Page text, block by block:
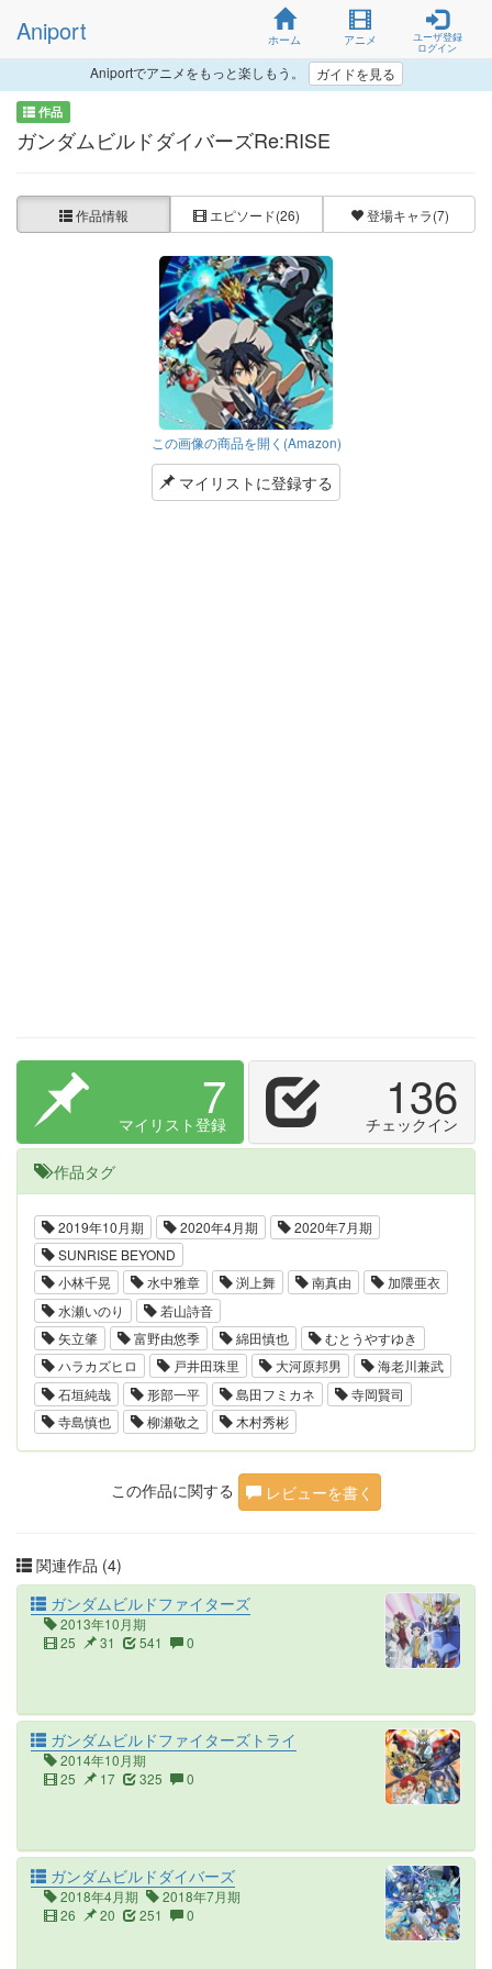
Aniport ホーム アニメ
ユーザ登録
ログイン
Aniportでアニメをもっと楽しもう。 ガイドを見る
作品
ガンダムビルドダイバーズRe:RISE
作品情報 エピソード(26) 登場キャラ(7)
この画像の商品を開く(Amazon)
マイリストに登録する
7
マイリスト登録 136
チェックイン
作品タグ
2019年10月期 2020年4月期
2020年7月期
SUNRISE BEYOND
小林千晃
水中雅章 渕上舞 南真由
加隈亜衣
水瀬いのり
若山詩音
矢立肇
富野由悠季 綿田慎也
むとうやすゆき
ハラカズヒロ
戸井田珠里 大河原邦男
海老川兼武
石垣純哉
形部一平 島田フミカネ
寺岡賢司
寺島慎也
柳瀬敬之 木村秀彬
この作品に関する レビューを書く
関連作品 (4)
ガンダムビルドファイターズ
2013年10月期
25
31 541 0
ガンダムビルドファイターズトライ
2014年10月期
25
17 325 0
ガンダムビルドダイバーズ
2018年4月期
2018年7月期
26
20 251 0